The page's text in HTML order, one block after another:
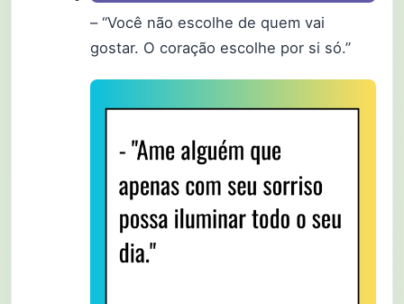
– “Você não escolhe de quem vai
gostar. O coração escolhe por si só.”